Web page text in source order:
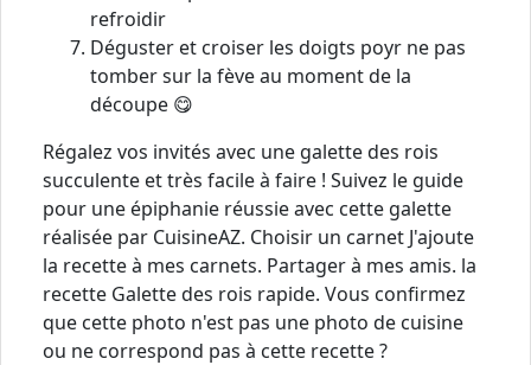
refroidir
Déguster et croiser les doigts poyr ne pas
tomber sur la fève au moment de la
découpe 😋
Régalez vos invités avec une galette des rois
succulente et très facile à faire ! Suivez le guide
pour une épiphanie réussie avec cette galette
réalisée par CuisineAZ. Choisir un carnet J'ajoute
la recette à mes carnets. Partager à mes amis. la
recette Galette des rois rapide. Vous confirmez
que cette photo n'est pas une photo de cuisine
ou ne correspond pas à cette recette ?